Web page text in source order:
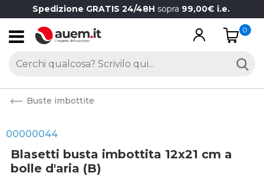
Spedizione GRATIS 24/48H sopra 99,00€ i.e.
Open
0
Buste imbottite
00000044
Blasetti busta imbottita 12x21 cm a
bolle d'aria (B)